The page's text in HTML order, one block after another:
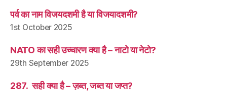
पर्व का नाम विजयदशमी है या विजयादशमी?
1st October 2025
NATO का सही उच्चारण क्या है – नाटो या नेटो?
29th September 2025
287. सही क्या है – ज़ब्त, जब्त या जप्त?